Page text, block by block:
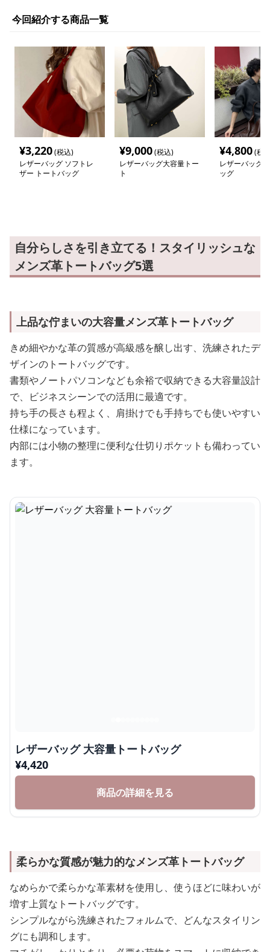
今回紹介する商品一覧
¥3,220(税込)
レザーバッグ ソフトレ
ザー トートバッグ
¥9,000(税込)
レザーバッグ大容量トー
ト
¥4,800(税
レザーバッグ
ッグ
自分らしさを引き立てる！スタイリッシュな
メンズ革トートバッグ5選
上品な佇まいの大容量メンズ革トートバッグ
きめ細やかな革の質感が高級感を醸し出す、洗練されたデ
ザインのトートバッグです。
書類やノートパソコンなども余裕で収納できる大容量設計
で、ビジネスシーンでの活用に最適です。
持ち手の長さも程よく、肩掛けでも手持ちでも使いやすい
仕様になっています。
内部には小物の整理に便利な仕切りポケットも備わってい
ます。
レザーバッグ 大容量トートバッグ
¥4,420
商品の詳細を見る
柔らかな質感が魅力的なメンズ革トートバッグ
なめらかで柔らかな革素材を使用し、使うほどに味わいが
増す上質なトートバッグです。
シンプルながら洗練されたフォルムで、どんなスタイリン
グにも調和します。